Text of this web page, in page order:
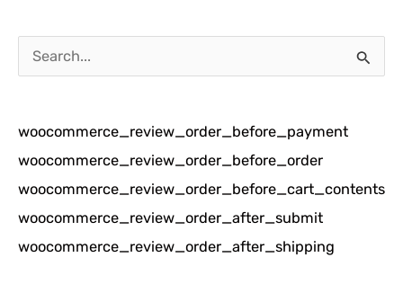
a
i
u
n
t
u
woocommerce_review_order_before_payment
woocommerce_review_order_before_order
woocommerce_review_order_before_cart_contents
woocommerce_review_order_after_submit
woocommerce_review_order_after_shipping